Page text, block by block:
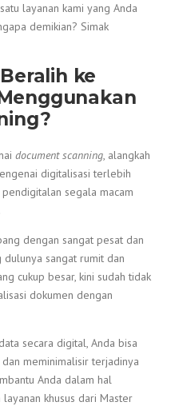
layanan kami yang Anda
demikian? Simak
ke
document scanning, alangkah
digitalisasi terlebih
segala macam
dengan sangat pesat dan
sangat rumit dan
cukup besar, kini sudah tidak
dokumen dengan
secara digital, Anda bisa
meminimalisir terjadinya
Anda dalam hal
khusus dari Master